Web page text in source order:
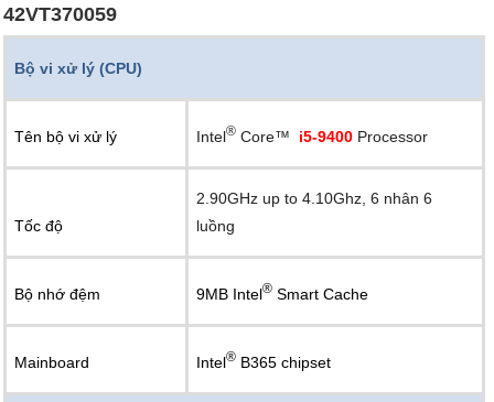
42VT370059
Bộ vi xử lý (CPU)
Tên bộ vi xử lý Intel® Core™ i5-9400 Processor
Tốc độ
2.90GHz up to 4.10Ghz, 6 nhân 6
luồng
Bộ nhớ đệm 9MB Intel® Smart Cache
Mainboard Intel® B365 chipset